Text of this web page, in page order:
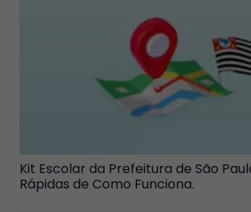
Kit Escolar da Prefeitura de São
Rápidas de Como Funciona.